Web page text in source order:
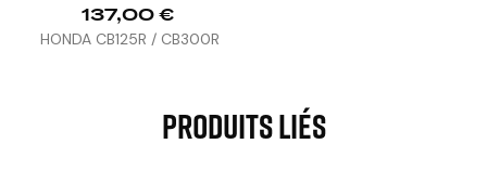
137,00 €
HONDA CB125R / CB300R
Produits Liés